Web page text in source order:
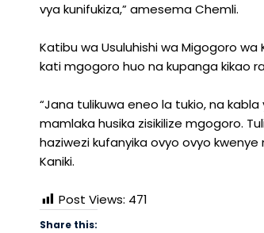
vya kunifukiza,” amesema Chemli.
Katibu wa Usuluhishi wa Migogoro
kati mgogoro huo na kupanga kikao
“Jana tulikuwa eneo la tukio, na
mamlaka husika zisikilize mgogoro.
haziwezi kufanyika ovyo ovyo
Kaniki.
Post Views: 471
Share this: